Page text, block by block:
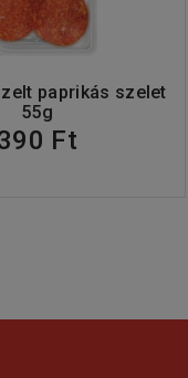
paprikás szelet
55g
Ft